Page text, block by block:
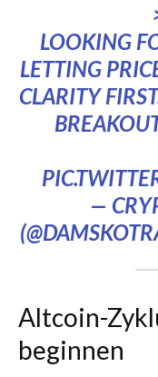
LOOKING
LETTING
CLARITY
—
Altcoin-
beginnen